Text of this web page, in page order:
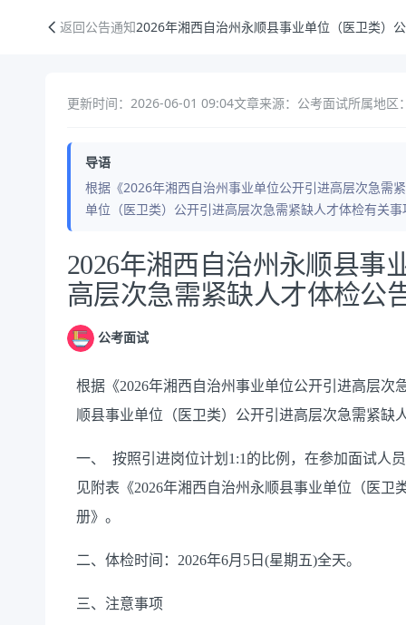
返回公告通知2026年湘西自治州永顺县事业单位（医卫类）
更新时间：2026-06-01 09:04文章来源：公考面试所属地区
导语
根据《2026年湘西自治州事业单位公开引进高层次急需
单位（医卫类）公开引进高层次急需紧缺人才体检有关
公告正文
2026年湘西自治州永顺县事
高层次急需紧缺人才体检公
公考面试
根据《2026年湘西自治州事业单位公开引进高层次
顺县事业单位（医卫类）公开引进高层次急需紧缺
一、 按照引进岗位计划1:1的比例，在参加面试人
见附表《2026年湘西自治州永顺县事业单位（医
册》。
二、体检时间：2026年6月5日(星期五)全天。
三、注意事项